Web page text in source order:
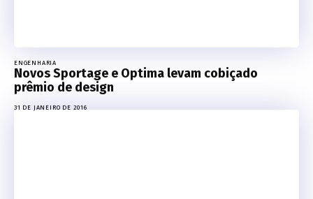
ENGENHARIA
Novos Sportage e Optima levam cobiçado
prêmio de design
31 DE JANEIRO DE 2016